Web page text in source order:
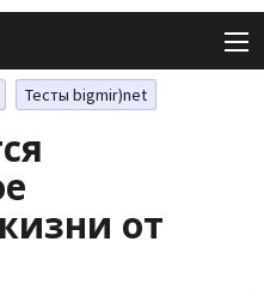
Тесты bigmir)net
от